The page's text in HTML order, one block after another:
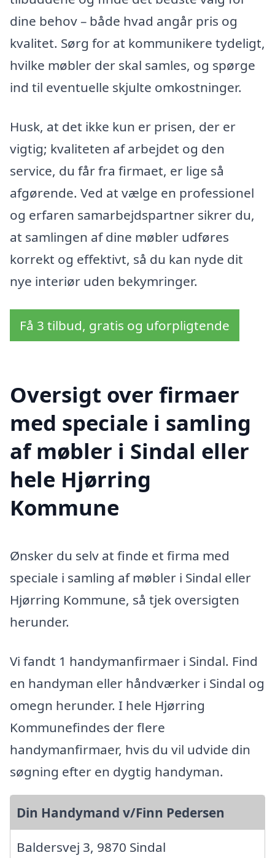
dine behov – både hvad angår pris og
kvalitet. Sørg for at kommunikere tydeligt,
hvilke møbler der skal samles, og spørge
ind til eventuelle skjulte omkostninger.
Husk, at det ikke kun er prisen, der er
vigtig; kvaliteten af arbejdet og den
service, du får fra firmaet, er lige så
afgørende. Ved at vælge en professionel
og erfaren samarbejdspartner sikrer du,
at samlingen af dine møbler udføres
korrekt og effektivt, så du kan nyde dit
nye interiør uden bekymringer.
Få 3 tilbud, gratis og uforpligtende
Oversigt over firmaer
med speciale i samling
af møbler i Sindal eller
hele Hjørring
Kommune
Ønsker du selv at finde et firma med
speciale i samling af møbler i Sindal eller
Hjørring Kommune, så tjek oversigten
herunder.
Vi fandt 1 handymanfirmaer i Sindal. Find
en handyman eller håndværker i Sindal og
omegn herunder. I hele Hjørring
Kommunefindes der flere
handymanfirmaer, hvis du vil udvide din
søgning efter en dygtig handyman.
Din Handymand v/Finn Pedersen
Baldersvej 3, 9870 Sindal